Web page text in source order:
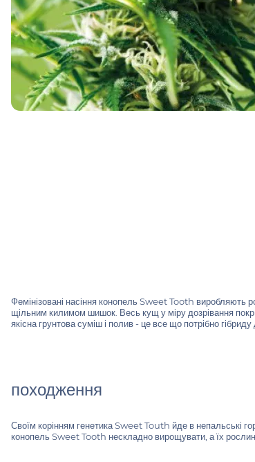
Фемінізовані насіння конопель Sweet Tooth виробляють
щільним килимом шишок. Весь кущ у міру дозрівання
якісна грунтова суміш і полив - це все що потрібно гібриду
походження
Своїм корінням генетика Sweet Touth йде в непальські
конопель Sweet Tooth нескладно вирощувати, а їх